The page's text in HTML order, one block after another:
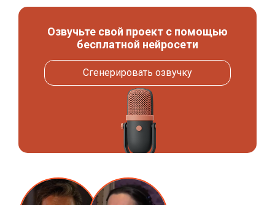
Озвучьте свой проект с помощью
бесплатной нейросети
Сгенерировать озвучку